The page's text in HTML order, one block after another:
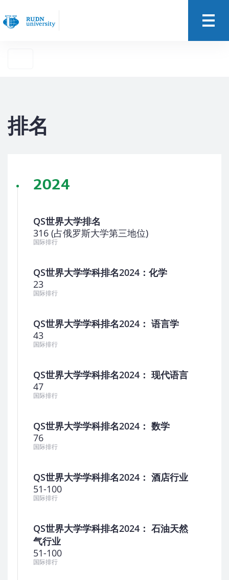
排名
2024
QS世界大学排名
316 (占俄罗斯大学第三地位)
国际排行
QS世界大学学科排名2024：化学
23
国际排行
QS世界大学学科排名2024： 语言学
43
国际排行
QS世界大学学科排名2024： 现代语言
47
国际排行
QS世界大学学科排名2024： 数学
76
国际排行
QS世界大学学科排名2024： 酒店行业
51-100
国际排行
QS世界大学学科排名2024： 石油天然
气行业
51-100
国际排行